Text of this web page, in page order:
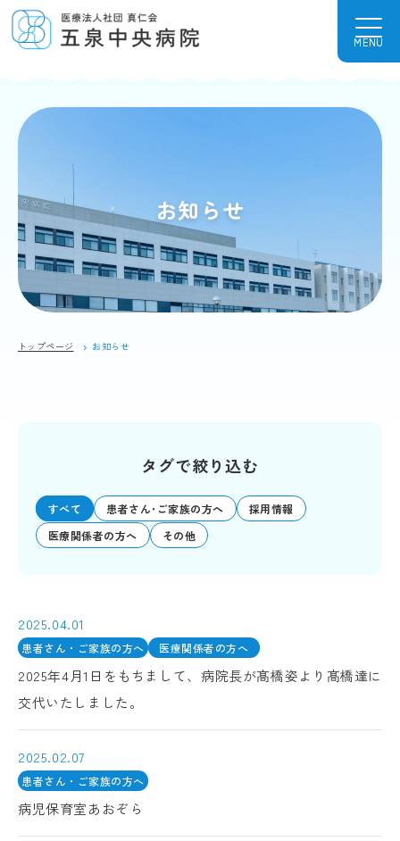
MENU
お知らせ
トップページ お知らせ
タグで絞り込む
すべて 患者さん･ご家族の方へ
採用情報
医療関係者の方へ
その他
2025.04.01
患者さん・ご家族の方へ 医療関係者の方へ
2025年4月1日をもちまして、病院長が髙橋姿より髙橋達に
交代いたしました。
2025.02.07
患者さん・ご家族の方へ
病児保育室あおぞら